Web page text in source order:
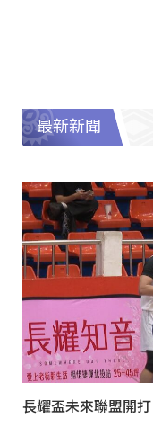
最新新聞
長耀盃未來聯盟開